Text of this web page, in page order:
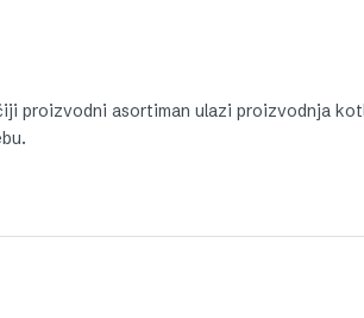
proizvodni asortiman ulazi proizvodnja